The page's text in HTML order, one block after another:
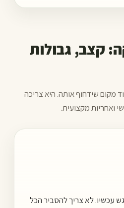
קצב, גבולות
מקום שידחוף אותה. היא צריכה
ואחריות מקצועית.
עכשיו. לא צריך להסביר הכל